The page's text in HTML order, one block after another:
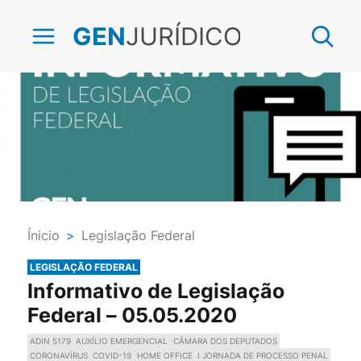
GENJURÍDICO
Ínicio > Legislação Federal
LEGISLAÇÃO FEDERAL
Informativo de Legislação
Federal – 05.05.2020
ADIN 5179 AUXÍLIO EMERGENCIAL
CÂMARA DOS DEPUTADOS
CORONAVÍRUS COVID-19 HOME OFFICE I JORNADA DE PROCESSO PENAL